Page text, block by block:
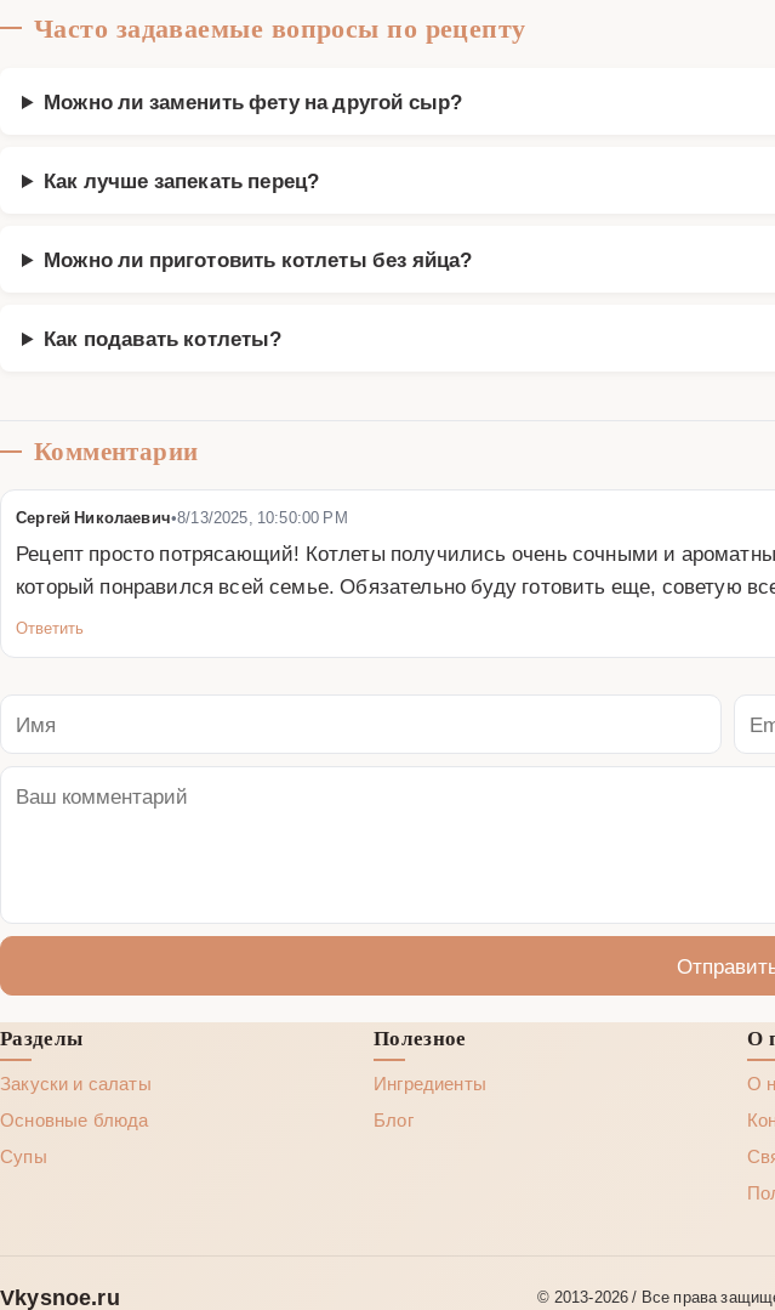
Часто задаваемые вопросы по рецепту
Можно ли заменить фету на другой сыр?
Как лучше запекать перец?
Можно ли приготовить котлеты без яйца?
Как подавать котлеты?
Комментарии
Сергей Николаевич•8/13/2025, 10:50:00 PM
Рецепт просто потрясающий! Котлеты получились очень сочными и
который понравился всей семье. Обязательно буду готовить еще, советую
Ответить
Разделы
Закуски и салаты
Основные блюда
Супы
Полезное
Ингредиенты
Блог
О
О
Vkysnoe.ru © 2013‑2026 / Все права